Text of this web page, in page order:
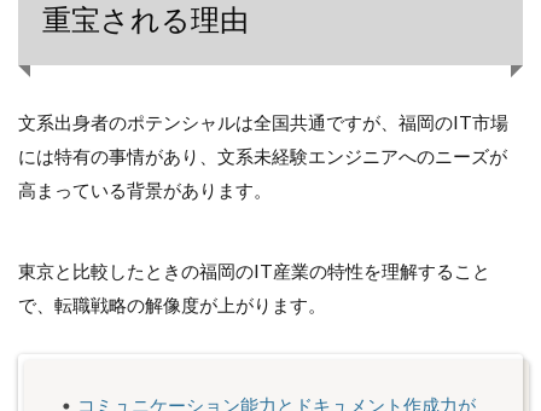
重宝される理由
文系出身者のポテンシャルは全国共通ですが、福岡のIT市場
には特有の事情があり、文系未経験エンジニアへのニーズが
高まっている背景があります。
東京と比較したときの福岡のIT産業の特性を理解すること
で、転職戦略の解像度が上がります。
コミュニケーション能力とドキュメント作成力が